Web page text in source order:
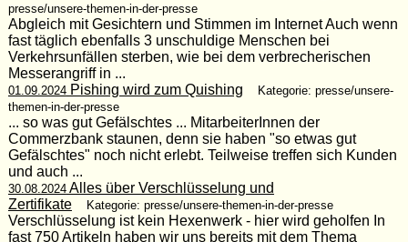
presse/unsere-themen-in-der-presse
Abgleich mit Gesichtern und Stimmen im Internet Auch wenn
fast täglich ebenfalls 3 unschuldige Menschen bei
Verkehrsunfällen sterben, wie bei dem verbrecherischen
Messerangriff in ...
01.09.2024Pishing wird zum Quishing
Kategorie: presse/unsere-
themen-in-der-presse
... so was gut Gefälschtes ... MitarbeiterInnen der
Commerzbank staunen, denn sie haben "so etwas gut
Gefälschtes" noch nicht erlebt. Teilweise treffen sich Kunden
und auch ...
30.08.2024Alles über Verschlüsselung und
Zertifikate
Kategorie: presse/unsere-themen-in-der-presse
Verschlüsselung ist kein Hexenwerk - hier wird geholfen In
fast 750 Artikeln haben wir uns bereits mit dem Thema